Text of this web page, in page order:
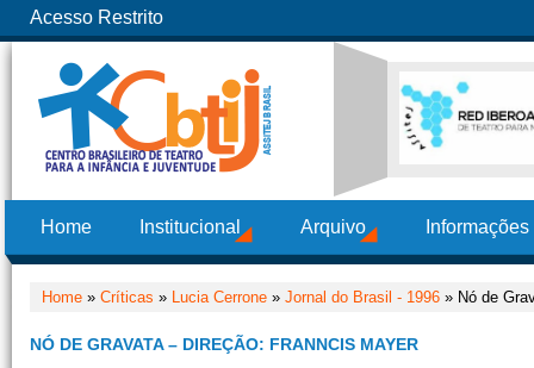
Acesso Restrito
Home Institucional Arquivo
Home » Críticas » Lucia Cerrone » Jornal do Brasil - 1996 » Nó de
NÓ DE GRAVATA – DIREÇÃO: FRANNCIS MAYER